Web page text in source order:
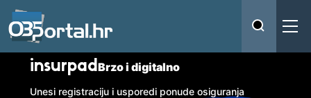
insurpadBrzo i digitalno
Unesi registraciju i usporedi ponude osiguranja